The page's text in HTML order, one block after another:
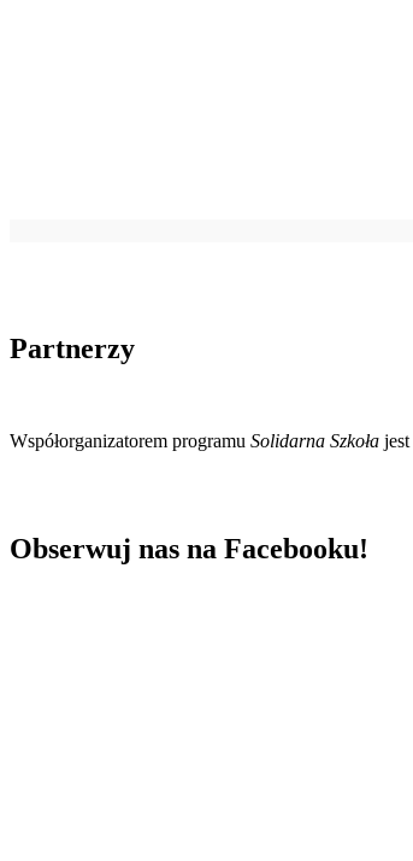
Partnerzy
Współorganizatorem programu Solidarna Szkoła jest
Obserwuj nas na Facebooku!